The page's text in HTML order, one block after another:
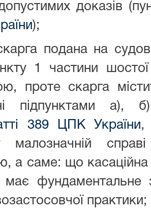
доказів
);
подана на
1 частини
проте скарга
підпунктами
389 ЦПК України,
справі
а саме: що касаційна
має фундаментальне